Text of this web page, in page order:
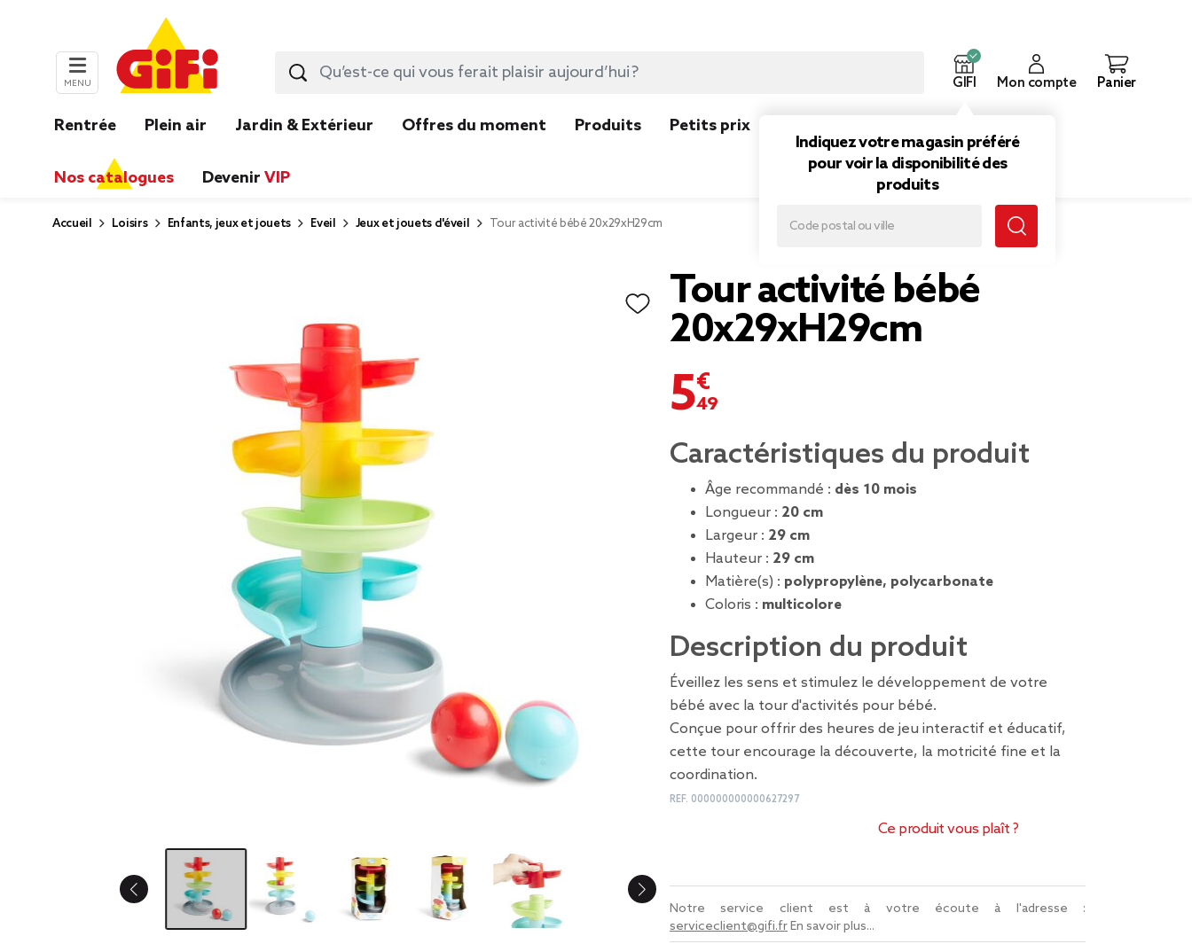
MENU GIFI
Indiquez votre magasin préféré
pour voir la disponibilité des
produits
Mon compte Panier
Rentrée Plein air Jardin & Extérieur Offres du moment Produits Petits prix
Nos catalogues Devenir VIP
Accueil Loisirs Enfants, jeux et jouets Eveil Jeux et jouets d'éveil Tour activité bébé 20x29xH29cm
Tour activité bébé
20x29xH29cm
5,49 €
Caractéristiques du produit
Âge recommandé : dès 10 mois
Longueur : 20 cm
Largeur : 29 cm
Hauteur : 29 cm
Matière(s) : polypropylène, polycarbonate
Coloris : multicolore
Description du produit
Éveillez les sens et stimulez le développement de votre
bébé avec la tour d'activités pour bébé.
Conçue pour offrir des heures de jeu interactif et éducatif,
cette tour encourage la découverte, la motricité fine et la
coordination.
REF. 000000000000627297
Ce produit vous plaît ?
Notre service client est à votre écoute à l'adresse :
serviceclient@gifi.frEn savoir plus...